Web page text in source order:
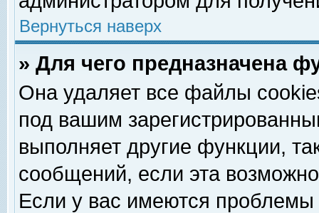
Вернуться наверх
» Для чего предназначена
Она удаляет все файлы
под вашим
выполняет другие функции,
сообщений, если эта
Если у вас имеются